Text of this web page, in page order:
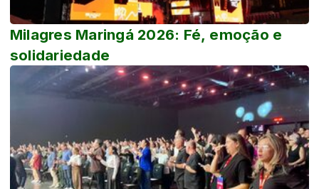
Milagres Maringá 2026: Fé, emoção e
solidariedade